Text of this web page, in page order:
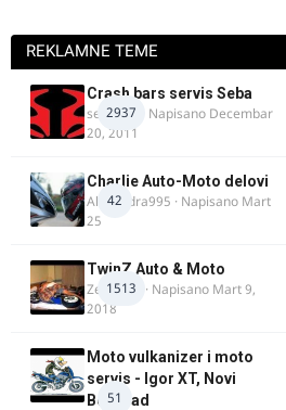
REKLAMNE TEME
2937
Crash bars servis Seba
seba011 · Napisano Decembar
20, 2011
42
Charlie Auto-Moto delovi
Alexandra995 · Napisano Mart
25
1513
TwinZ Auto & Moto
Zeljkamp · Napisano Mart 9,
2018
51
Moto vulkanizer i moto
servis - Igor XT, Novi
Beograd